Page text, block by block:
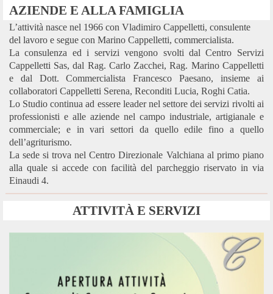
AZIENDE E ALLA FAMIGLIA
L’attività nasce nel 1966 con Vladimiro Cappelletti, consulente
del lavoro e segue con Marino Cappelletti, commercialista.
La consulenza ed i servizi vengono svolti dal Centro Servizi
Cappelletti Sas, dal Rag. Carlo Zacchei, Rag. Marino Cappelletti
e dal Dott. Commercialista Francesco Paesano, insieme ai
collaboratori Cappelletti Serena, Reconditi Lucia, Roghi Catia.
Lo Studio continua ad essere leader nel settore dei servizi rivolti ai
professionisti e alle aziende nel campo industriale, artigianale e
commerciale; e in vari settori da quello edile fino a quello
dell’agriturismo.
La sede si trova nel Centro Direzionale Valchiana al primo piano
alla quale si accede con facilità del parcheggio riservato in via
Einaudi 4.
ATTIVITÀE SERVIZI